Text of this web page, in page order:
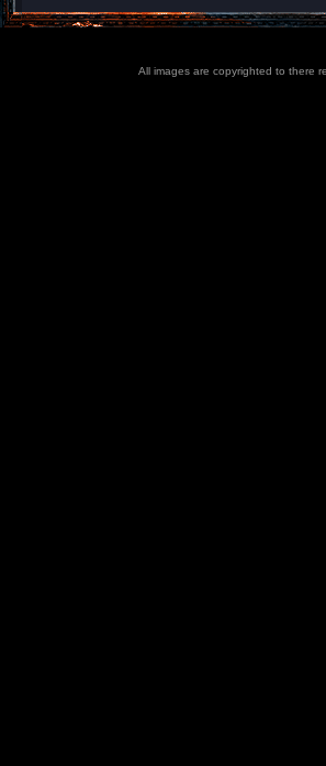
All images are copyrighted to there